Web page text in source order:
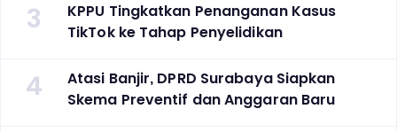
3
KPPU Tingkatkan Penanganan Kasus
TikTok ke Tahap Penyelidikan
4
Atasi Banjir, DPRD Surabaya Siapkan
Skema Preventif dan Anggaran Baru